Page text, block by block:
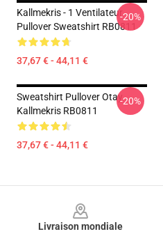
Kallmekris - 1 Ventilateur
Pullover Sweatshirt RB0811
37,67 € - 44,11 €
-20%
Sweatshirt Pullover Otay
Kallmekris RB0811
37,67 € - 44,11 €
-20%
Livraison mondiale